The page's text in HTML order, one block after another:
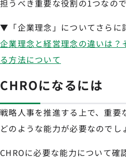
担うべき重要な役割の1つなので
▼「企業理念」についてさらに
企業理念と経営理念の違いは？
る方法について
CHROになるには
戦略人事を推進する上で、重要
どのような能力が必要なのでし
CHROに必要な能力について確